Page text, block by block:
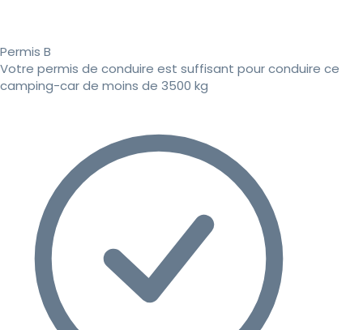
Permis B
Votre permis de conduire est suffisant pour conduire ce
camping-car de moins de 3500 kg